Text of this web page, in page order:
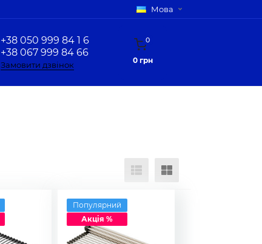
Мова
+38 050 999 84 1 6
+38 067 999 84 66
Замовити дзвінок
0
0 грн
Популярний
Акція %